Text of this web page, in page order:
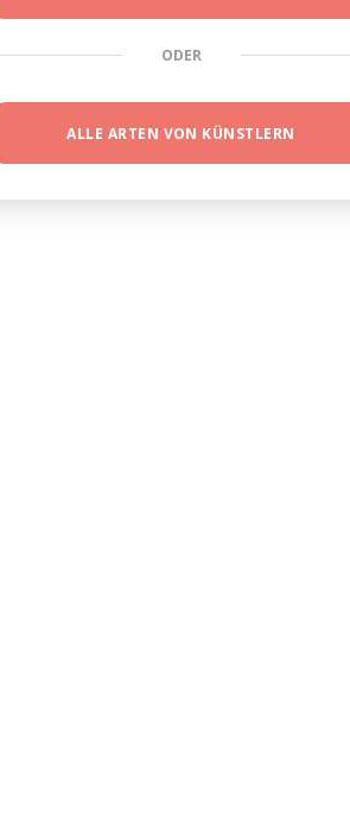
ODER
ALLE ARTEN VON KÜNSTLERN